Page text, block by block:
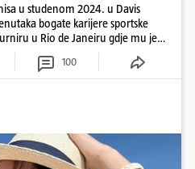
u studenom 2024. u Davis
bogate karijere sportske
u Rio de Janeiru gdje mu je
100